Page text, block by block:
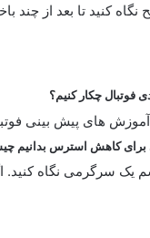
کنید تا بعد از چند
چکار کنیم؟
های پیش بینی
برای کاهش استرس بدانیم
سرگرمی نگاه کنید.